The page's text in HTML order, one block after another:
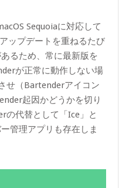
Sequoiaに対応して
ップデートを重ねるたび
るため、常に最新版を
が正常に動作しない場
せ（Bartenderアイコン
起因かどうかを切り
の代替として「Ice」と
管理アプリも存在しま